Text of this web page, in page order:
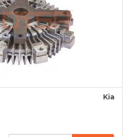
Kia